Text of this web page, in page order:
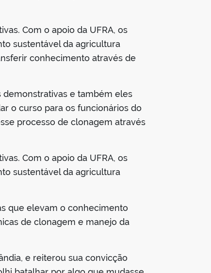
Com o apoio da UFRA, os
sustentável da agricultura
conhecimento através de
demonstrativas e também eles
o curso para os funcionários do
processo de clonagem através
Com o apoio da UFRA, os
sustentável da agricultura
que elevam o conhecimento
de clonagem e manejo da
e reiterou sua convicção